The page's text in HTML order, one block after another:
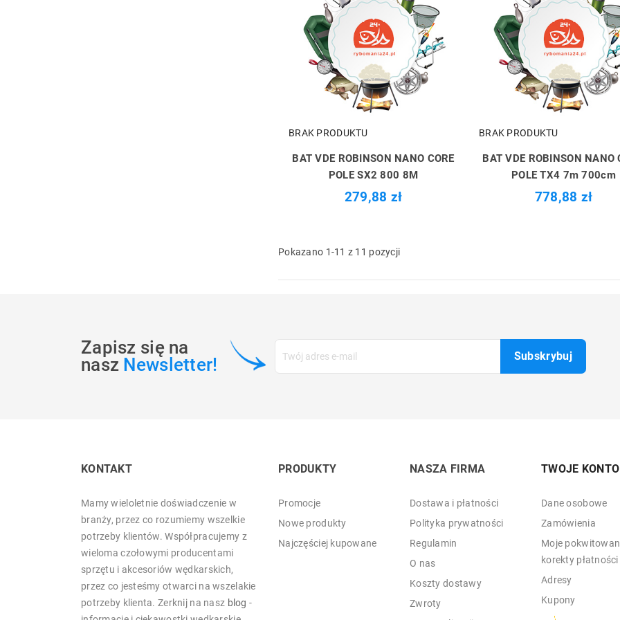
BRAK PRODUKTU
BAT VDE ROBINSON NANO CORE
POLE SX2 800 8M
279,88 zł
BRAK PRODUKTU
BAT VDE ROBINSON NANO
POLE TX4 7m 700cm
778,88 zł
Pokazano 1-11 z 11 pozycji
Zapisz się na
nasz Newsletter!
KONTAKT
Mamy wieloletnie doświadczenie w
branży, przez co rozumiemy wszelkie
potrzeby klientów. Współpracujemy z
wieloma czołowymi producentami
sprzętu i akcesoriów wędkarskich,
przez co jesteśmy otwarci na wszelakie
potrzeby klienta. Zerknij na nasz blog -
PRODUKTY
Promocje
Nowe produkty
Najczęściej kupowane
NASZA FIRMA
Dostawa i płatności
Polityka prywatności
Regulamin
O nas
Koszty dostawy
Zwroty
TWOJE KONTO
Dane osobowe
Zamówienia
Moje
korekty płatności
Adresy
Kupony